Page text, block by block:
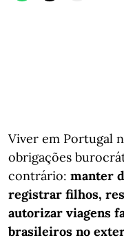
Viver em Portugal
obrigações
contrário: manter
registrar filhos,
autorizar viagens
brasileiros no